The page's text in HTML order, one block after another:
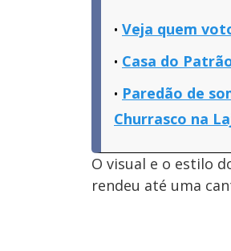
Veja quem
Casa do
Paredão de
Churrasco na
O visual e o estilo
rendeu até uma